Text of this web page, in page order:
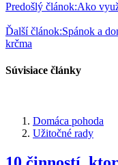
Predošlý článok:Ako
Ďalší článok:Spánok a
krčma
Súvisiace články
Domáca pohoda
Užitočné rady